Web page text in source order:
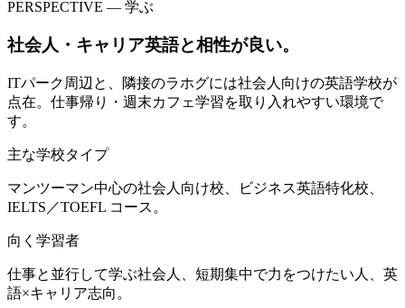
PERSPECTIVE — 学ぶ
社会人・キャリア英語と相性が良い。
ITパーク周辺と、隣接のラホグには社会人向けの英語学校が
点在。仕事帰り・週末カフェ学習を取り入れやすい環境で
す。
主な学校タイプ
マンツーマン中心の社会人向け校、ビジネス英語特化校、
IELTS／TOEFL コース。
向く学習者
仕事と並行して学ぶ社会人、短期集中で力をつけたい人、英
語×キャリア志向。